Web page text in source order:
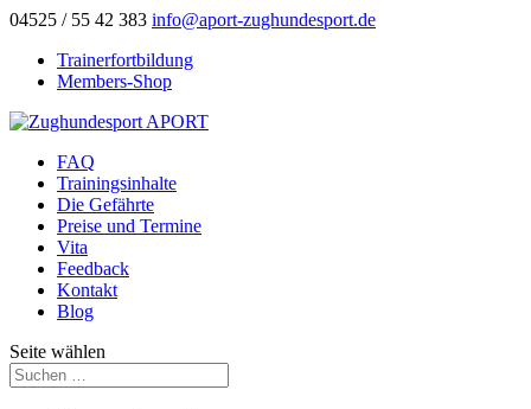
04525 / 55 42 383 info@aport-zughundesport.de
Trainerfortbildung
Members-Shop
FAQ
Trainingsinhalte
Die Gefährte
Preise und Termine
Vita
Feedback
Kontakt
Blog
Seite wählen